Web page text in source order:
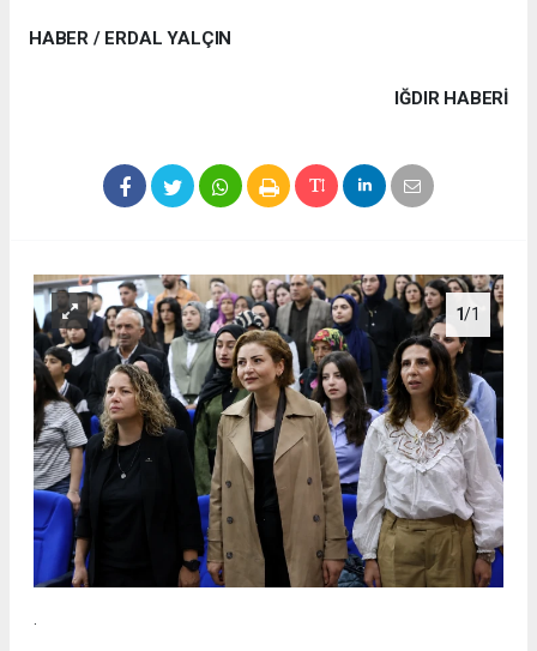
HABER / ERDAL YALÇIN
IĞDIR HABERİ
1/1
.